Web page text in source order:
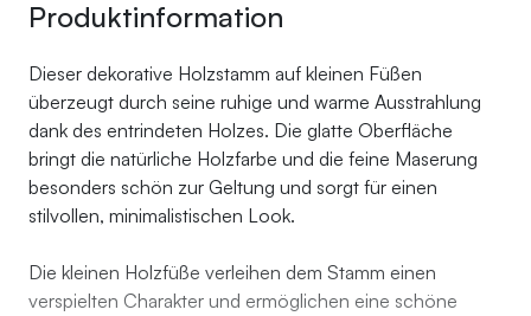
Produktinformation
Dieser dekorative Holzstamm auf kleinen Füßen
überzeugt durch seine ruhige und warme Ausstrahlung
dank des entrindeten Holzes. Die glatte Oberfläche
bringt die natürliche Holzfarbe und die feine Maserung
besonders schön zur Geltung und sorgt für einen
stilvollen, minimalistischen Look.
Die kleinen Holzfüße verleihen dem Stamm einen
verspielten Charakter und ermöglichen eine schöne